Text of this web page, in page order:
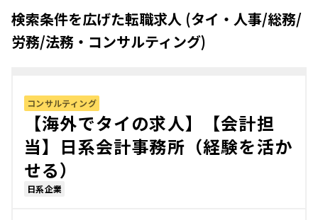
検索条件を広げた転職求人 (タイ・人事/総務/
労務/法務・コンサルティング)
コンサルティング
【海外でタイの求人】【会計担
当】日系会計事務所（経験を活か
せる）
日系企業